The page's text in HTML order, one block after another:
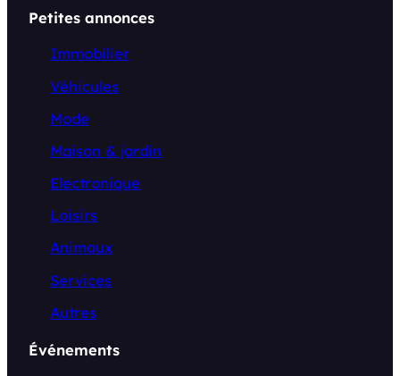
Petites annonces
Immobilier
Véhicules
Mode
Maison & jardin
Electronique
Loisirs
Animaux
Services
Autres
Événements